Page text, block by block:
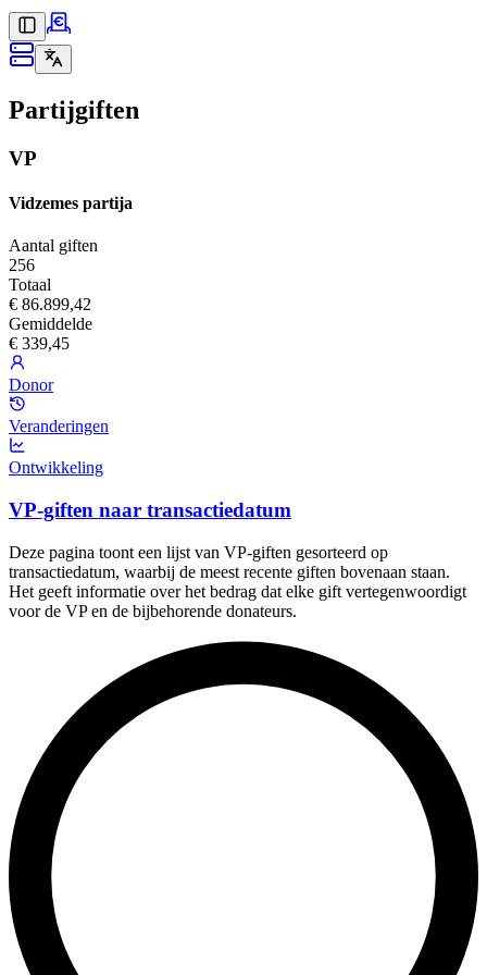
Partijgiften
VP
Vidzemes partija
Aantal giften
256
Totaal
€ 86.899,42
Gemiddelde
€ 339,45
Donor
Veranderingen
Ontwikkeling
VP-giften naar transactiedatum
Deze pagina toont een lijst van VP-giften gesorteerd op
transactiedatum, waarbij de meest recente giften bovenaan staan.
Het geeft informatie over het bedrag dat elke gift vertegenwoordigt
voor de VP en de bijbehorende donateurs.